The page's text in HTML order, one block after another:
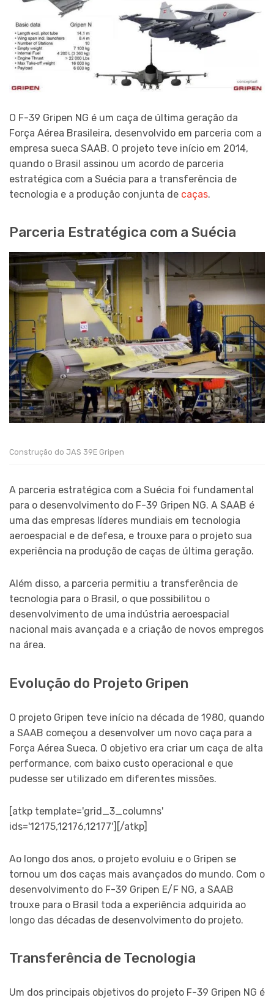
O F-39 Gripen NG é um caça de última geração da
Força Aérea Brasileira, desenvolvido em parceria com a
empresa sueca SAAB. O projeto teve início em 2014,
quando o Brasil assinou um acordo de parceria
estratégica com a Suécia para a transferência de
tecnologia e a produção conjunta de caças.
Parceria Estratégica com a Suécia
Construção do JAS 39E Gripen
A parceria estratégica com a Suécia foi fundamental
para o desenvolvimento do F-39 Gripen NG. A SAAB é
uma das empresas líderes mundiais em tecnologia
aeroespacial e de defesa, e trouxe para o projeto sua
experiência na produção de caças de última geração.
Além disso, a parceria permitiu a transferência de
tecnologia para o Brasil, o que possibilitou o
desenvolvimento de uma indústria aeroespacial
nacional mais avançada e a criação de novos empregos
na área.
Evolução do Projeto Gripen
O projeto Gripen teve início na década de 1980, quando
a SAAB começou a desenvolver um novo caça para a
Força Aérea Sueca. O objetivo era criar um caça de alta
performance, com baixo custo operacional e que
pudesse ser utilizado em diferentes missões.
[atkp template='grid_3_columns'
ids='12175,12176,12177'][/atkp]
Ao longo dos anos, o projeto evoluiu e o Gripen se
tornou um dos caças mais avançados do mundo. Com o
desenvolvimento do F-39 Gripen E/F NG, a SAAB
trouxe para o Brasil toda a experiência adquirida ao
longo das décadas de desenvolvimento do projeto.
Transferência de Tecnologia
Um dos principais objetivos do projeto F-39 Gripen NG é